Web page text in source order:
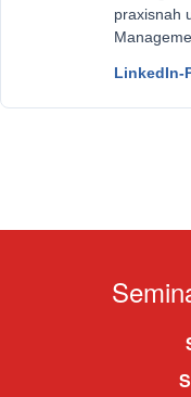
praxisnah
LinkedIn-